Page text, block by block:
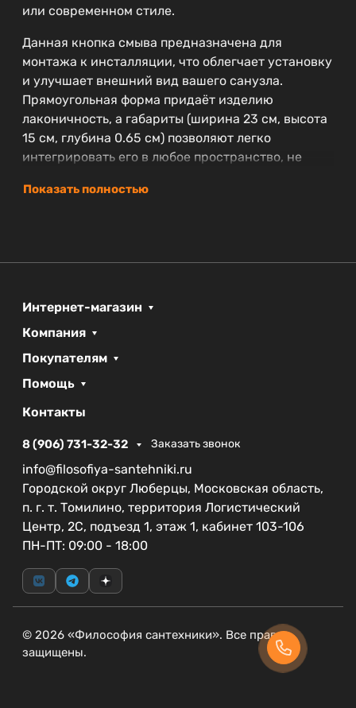
или современном стиле.
Данная кнопка смыва предназначена для
монтажа к инсталляции, что облегчает установку
и улучшает внешний вид вашего санузла.
Прямоугольная форма придаёт изделию
лаконичность, а габариты (ширина 23 см, высота
15 см, глубина 0.65 см) позволяют легко
интегрировать его в любое пространство, не
Производитель предоставляет гарантию на срок
долговечность своей продукции.
Цвет: золотой, подчеркивающий роскошь и
стиль вашего пространства.
впишется в любой интерьер.
Подходит для монтажа к инсталляции,
Гарантия 2 года на изделие, что
свидетельствует о высоком качестве.
Изделие из пластика, который легко
ухаживается и долговечен.
Обновите ваш санузел с помощью кнопки смыва
атмосферу комфорта и изысканности.
Показать полностью
Интернет-магазин
Компания
Покупателям
Помощь
Контакты
8 (906) 731-32-32 Заказать звонок
info@filosofiya-santehniki.ru
Городской округ Люберцы, Московская область,
п. г. т. Томилино, территория Логистический
Центр, 2С, подъезд 1, этаж 1, кабинет 103-106
ПН-ПТ: 09:00 - 18:00
© 2026 «Философия сантехники». Все права
защищены.